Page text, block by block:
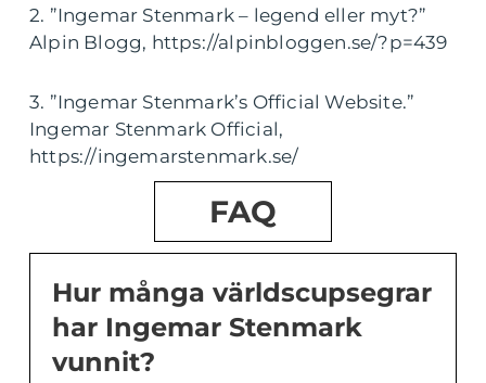
2. ”Ingemar Stenmark – legend eller myt?”
Alpin Blogg, https://alpinbloggen.se/?p=439
3. ”Ingemar Stenmark’s Official Website.”
Ingemar Stenmark Official,
https://ingemarstenmark.se/
FAQ
Hur många världscupsegrar
har Ingemar Stenmark
vunnit?